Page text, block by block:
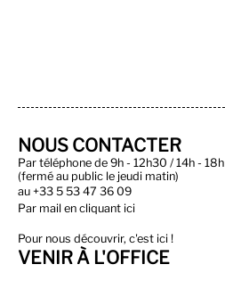
NOUS CONTACTER
Par téléphone de 9h - 12h30 / 14h - 18h
(fermé au public le jeudi matin)
au +33 5 53 47 36 09
Par mail en cliquant ici
Pour nous découvrir, c'est ici !
VENIR À L'OFFICE